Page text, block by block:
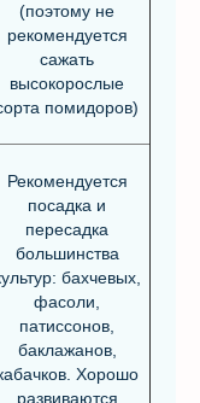
(поэтому не
рекомендуется
сажать
высокорослые
помидоров)
Рекомендуется
посадка и
пересадка
большинства
бахчевых,
фасоли,
патиссонов,
баклажанов,
Хорошо
развиваются